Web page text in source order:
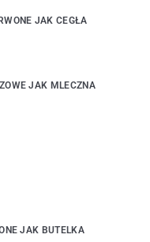
JAK CEGŁA
JAK MLECZNA
JAK BUTELKA